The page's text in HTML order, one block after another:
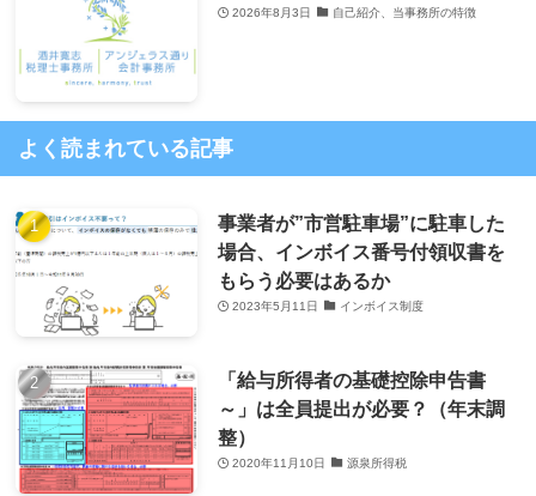
2026年8月3日 自己紹介、当事務所の特徴
よく読まれている記事
事業者が”市営駐車場”に駐車した
場合、インボイス番号付領収書を
もらう必要はあるか
2023年5月11日 インボイス制度
「給与所得者の基礎控除申告書
～」は全員提出が必要？（年末調
整）
2020年11月10日 源泉所得税